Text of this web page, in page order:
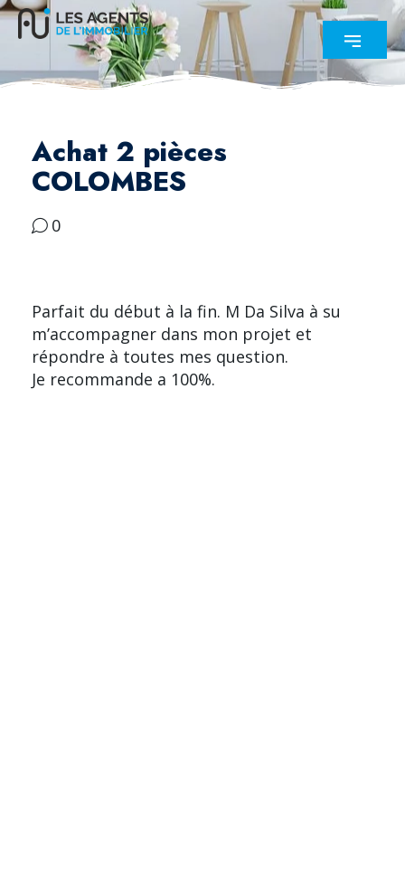
Achat 2 pièces
COLOMBES
0
Parfait du début à la fin. M Da Silva à su
m’accompagner dans mon projet et
répondre à toutes mes question.
Je recommande a 100%.